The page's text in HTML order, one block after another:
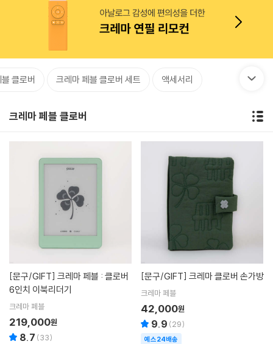
클로버 크레마 페블 클로버 세트 액세서리
크레마 페블 클로버
[문구/GIFT]
6인치 이북리더기
크레마 페블
219,000원
8.7 (33)
[문구/GIFT] 크레마 클로버 손가방
크레마 페블
42,000원
9.9 (29)
예스24배송